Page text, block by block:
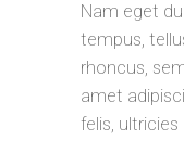
Nam eget
tempus,
rhoncus,
amet
felis,